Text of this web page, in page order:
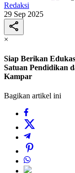
Redaksi
29 Sep 2025
×
Siap Berikan
Satuan Pendidikan
Kampar
Bagikan artikel ini